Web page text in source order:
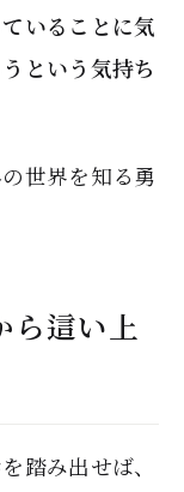
いることに気
という気持ち
世界を知る勇
ら這い上
踏み出せば、